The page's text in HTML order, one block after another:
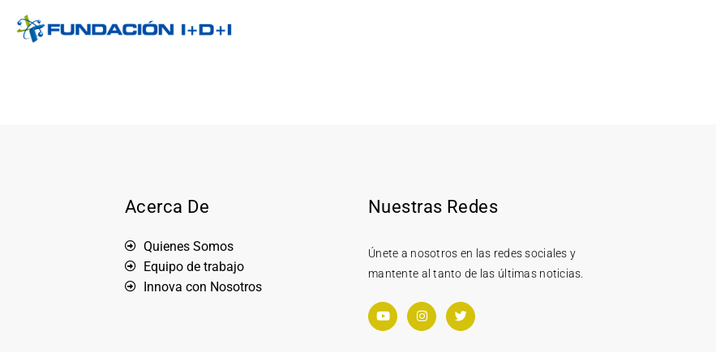
Acerca De
Quienes Somos
Equipo de trabajo
Innova con Nosotros
Nuestras Redes
Únete a nosotros en las redes sociales y
mantente al tanto de las últimas noticias.